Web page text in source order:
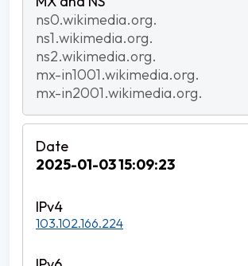
ns0.wikimedia.org.
ns1.wikimedia.org.
ns2.wikimedia.org.
mx-in1001.wikimedia.org.
mx-in2001.wikimedia.org.
2025-01-03 15:09:23
103.102.166.224